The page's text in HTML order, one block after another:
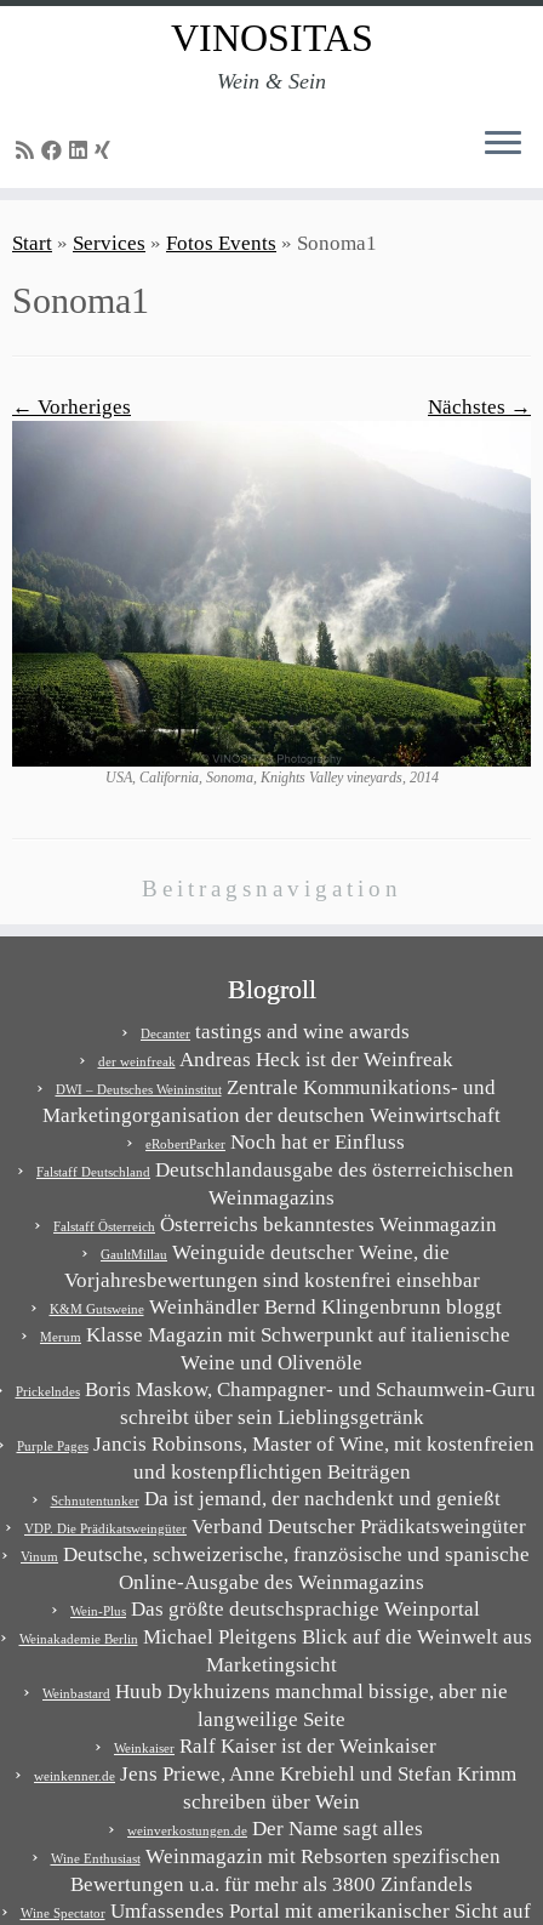
Inhalt
VINOSITAS
Wein & Sein
Start » Services » Fotos Events » Sonoma1
Sonoma1
← Vorheriges Nächstes →
USA, California, Sonoma, Knights Valley vineyards, 2014
Beitragsnavigation
Blogroll
Decanter tastings and wine awards
der weinfreakAndreas Heck ist der Weinfreak
DWI – Deutsches WeininstitutZentrale Kommunikations- und
Marketingorganisation der deutschen Weinwirtschaft
eRobertParker Noch hat er Einfluss
Falstaff Deutschland Deutschlandausgabe des österreichischen
Weinmagazins
Falstaff Österreich Österreichs bekanntestes Weinmagazin
GaultMillau Weinguide deutscher Weine, die
Vorjahresbewertungen sind kostenfrei einsehbar
K&M GutsweineWeinhändler Bernd Klingenbrunn bloggt
Merum Klasse Magazin mit Schwerpunkt auf italienische
Weine und Olivenöle
PrickelndesBoris Maskow, Champagner- und Schaumwein-Guru
schreibt über sein Lieblingsgetränk
Purple PagesJancis Robinsons, Master of Wine, mit kostenfreien
und kostenpflichtigen Beiträgen
SchnutentunkerDa ist jemand, der nachdenkt und genießt
VDP. Die Prädikatsweingüter Verband Deutscher Prädikatsweingüter
Vinum Deutsche, schweizerische, französische und spanische
Online-Ausgabe des Weinmagazins
Wein-Plus Das größte deutschsprachige Weinportal
Weinakademie Berlin Michael Pleitgens Blick auf die Weinwelt aus
Marketingsicht
Weinbastard Huub Dykhuizens manchmal bissige, aber nie
langweilige Seite
Weinkaiser Ralf Kaiser ist der Weinkaiser
weinkenner.de Jens Priewe, Anne Krebiehl und Stefan Krimm
schreiben über Wein
weinverkostungen.de Der Name sagt alles
Wine EnthusiastWeinmagazin mit Rebsorten spezifischen
Bewertungen u.a. für mehr als 3800 Zinfandels
Wine SpectatorUmfassendes Portal mit amerikanischer Sicht auf